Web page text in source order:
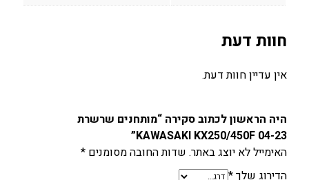
5
F
4
3
חוות דעת
אין עדיין חוות דעת.
היה הראשון לכתוב סקירה “מותחנים שרשרת
KAWASAKI KX250/450F 04-23”
האימייל לא יוצג באתר. שדות החובה מסומנים *
הדירוג שלך*